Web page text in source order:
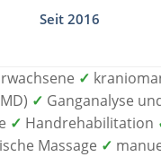
Seit 2016
✓
✓ Ganganalyse
✓ Handrehabilitation
Massage ✓